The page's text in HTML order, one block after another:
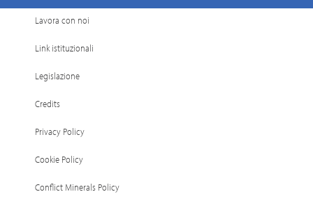
Lavora con noi
Link istituzionali
Legislazione
Credits
Privacy Policy
Cookie Policy
Conflict Minerals Policy